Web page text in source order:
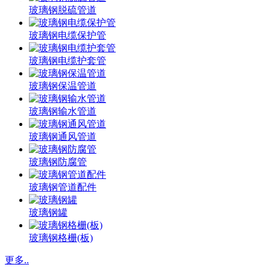
玻璃钢脱硫管道
玻璃钢电缆保护管
玻璃钢电缆护套管
玻璃钢保温管道
玻璃钢输水管道
玻璃钢通风管道
玻璃钢防腐管
玻璃钢管道配件
玻璃钢罐
玻璃钢格栅(板)
更多..